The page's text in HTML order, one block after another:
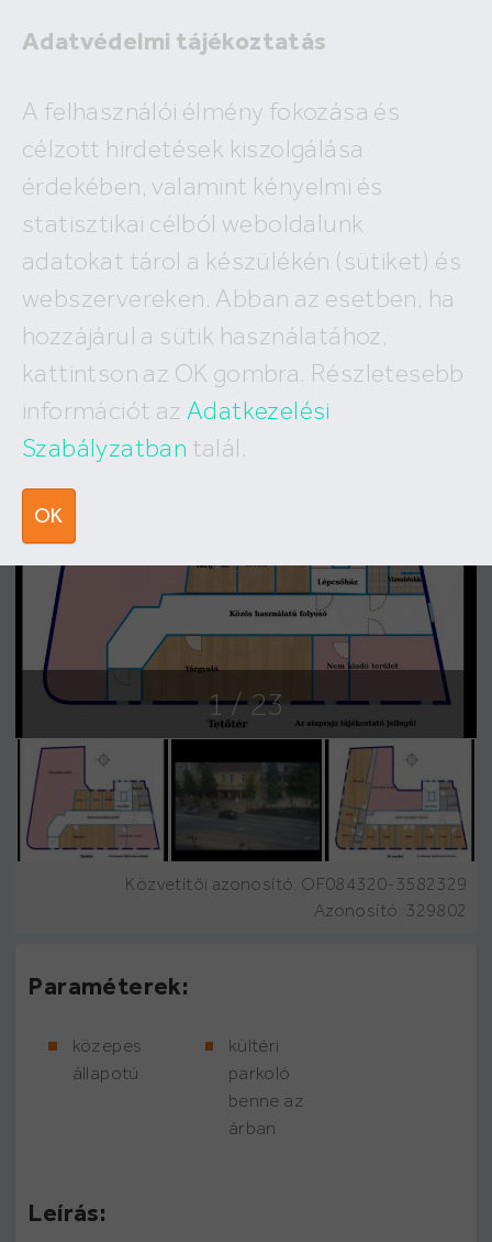
Adatvédelmi tájékoztatás
A felhasználói élmény fokozása és
célzott hirdetések kiszolgálása
érdekében, valamint kényelmi és
statisztikai célból weboldalunk
adatokat tárol a készülékén (sütiket) és
webszervereken. Abban az esetben, ha
hozzájárul a sütik használatához,
kattintson az OK gombra. Részletesebb
információt az Adatkezelési
Szabályzatban talál.
OK
Kiadó iroda családi házban
Zalaegerszeg
8900 Zalaegerszeg
2 e Ft
4 Ft /m2
Lakóterület:
519 m2
1/ 23
Közvetítői azonosító: OF084320-3582329
Azonosító: 329802
Paraméterek:
közepes
állapotú
kültéri
parkoló
benne az
árban
Leírás: